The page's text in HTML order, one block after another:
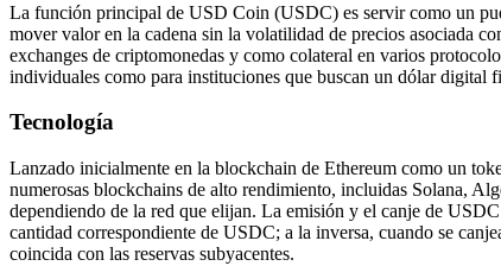
La función principal de USD Coin (USDC) es servir como un
mover valor en la cadena sin la volatilidad de precios asociada
exchanges de criptomonedas y como colateral en varios
individuales como para instituciones que buscan un dólar digital
Tecnología
Lanzado inicialmente en la blockchain de Ethereum como un
numerosas blockchains de alto rendimiento, incluidas Solana,
dependiendo de la red que elijan. La emisión y el canje de
cantidad correspondiente de USDC; a la inversa, cuando se
coincida con las reservas subyacentes.